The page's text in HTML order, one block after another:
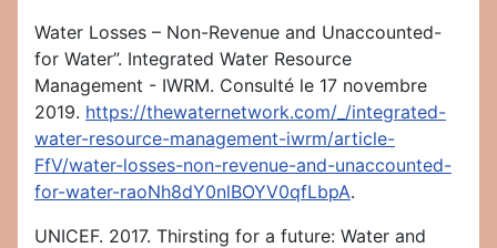
Water Losses – Non-Revenue and Unaccounted-
for Water”. Integrated Water Resource
Management - IWRM. Consulté le 17 novembre
2019. https://thewaternetwork.com/_/integrated-
water-resource-management-iwrm/article-
FfV/water-losses-non-revenue-and-unaccounted-
for-water-raoNh8dY0nlBOYV0qfLbpA.
UNICEF. 2017. Thirsting for a future: Water and